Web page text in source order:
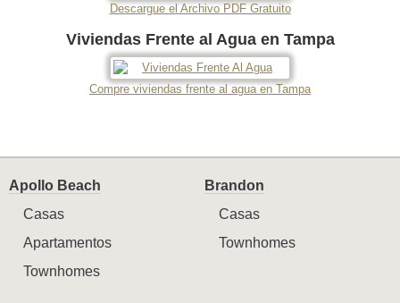
Descargue el Archivo PDF Gratuito
Viviendas Frente al Agua en Tampa
Compre viviendas frente al agua en Tampa
Apollo Beach
Casas
Apartamentos
Townhomes
Brandon
Casas
Townhomes